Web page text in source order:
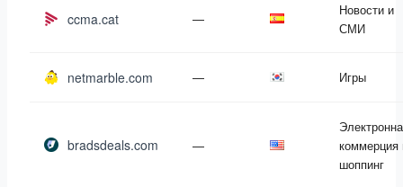
ccma.cat —
Новости и
СМИ
netmarble.com — Игры
bradsdeals.com —
коммерция
шоппинг